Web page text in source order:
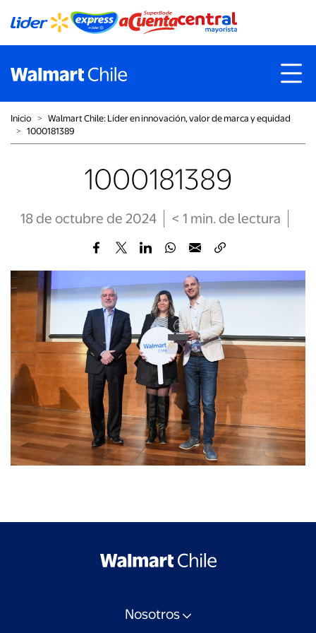
Inicio ˃ Walmart Chile: Líder en innovación, valor de marca y equidad
˃ 1000181389
1000181389
18 de octubre de 2024 < 1 min. de lectura
Nosotros